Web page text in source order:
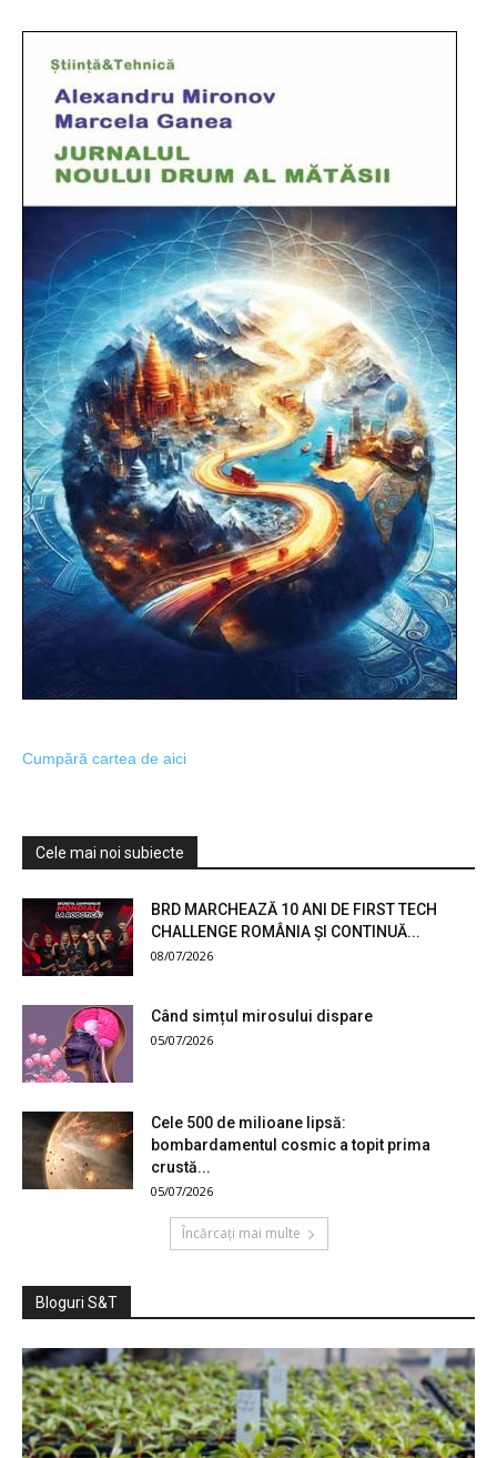
Cumpără cartea de aici
Cele mai noi subiecte
BRD MARCHEAZĂ 10 ANI DE FIRST TECH
CHALLENGE ROMÂNIA ȘI CONTINUĂ...
08/07/2026
Când simțul mirosului dispare
05/07/2026
Cele 500 de milioane lipsă:
bombardamentul cosmic a topit prima
crustă...
05/07/2026
Încărcați mai multe
Bloguri S&T